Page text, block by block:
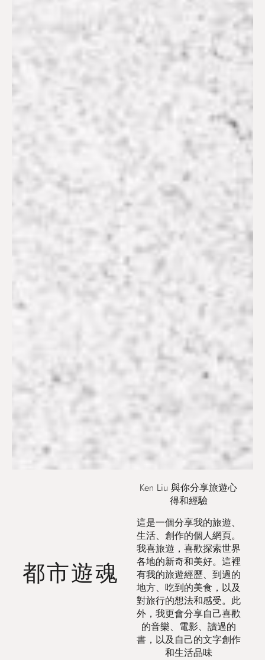
都市遊魂
Ken Liu 與你分享旅遊心
得和經驗
這是一個分享我的旅遊、
生活、創作的個人網頁。
我喜旅遊，喜歡探索世界
各地的新奇和美好。這裡
有我的旅遊經歷、到過的
地方、吃到的美食，以及
對旅行的想法和感受。此
外，我更會分享自己喜歡
的音樂、電影、讀過的
書，以及自己的文字創作
和生活品味